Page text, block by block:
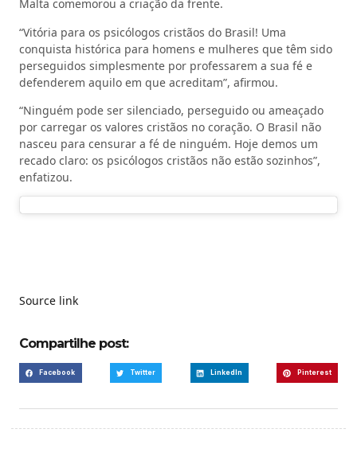
Malta comemorou a criação da frente.
“Vitória para os psicólogos cristãos do Brasil! Uma
conquista histórica para homens e mulheres que têm sido
perseguidos simplesmente por professarem a sua fé e
defenderem aquilo em que acreditam”, afirmou.
“Ninguém pode ser silenciado, perseguido ou ameaçado
por carregar os valores cristãos no coração. O Brasil não
nasceu para censurar a fé de ninguém. Hoje demos um
recado claro: os psicólogos cristãos não estão sozinhos”,
enfatizou.
Source link
Compartilhe post:
Facebook Twitter LinkedIn Pinterest